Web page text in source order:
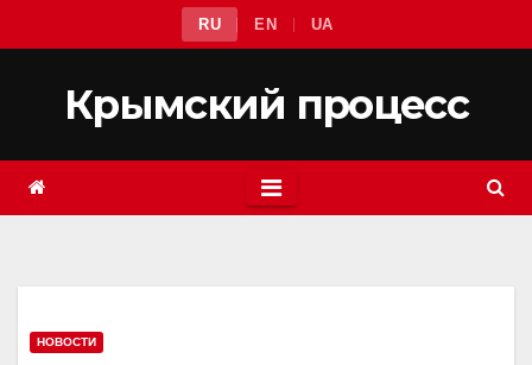
к
содержимому
RU EN UA
Крымский процесс
НОВОСТИ